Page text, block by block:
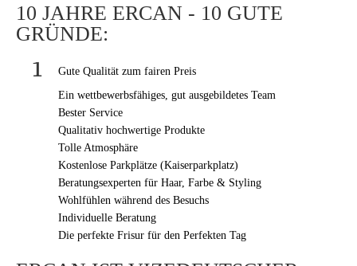
10 JAHRE ERCAN - 10 GUTE
GRÜNDE:
Gute Qualität zum fairen Preis
Ein wettbewerbsfähiges, gut ausgebildetes Team
Bester Service
Qualitativ hochwertige Produkte
Tolle Atmosphäre
Kostenlose Parkplätze (Kaiserparkplatz)
Beratungsexperten für Haar, Farbe & Styling
Wohlfühlen während des Besuchs
Individuelle Beratung
Die perfekte Frisur für den Perfekten Tag